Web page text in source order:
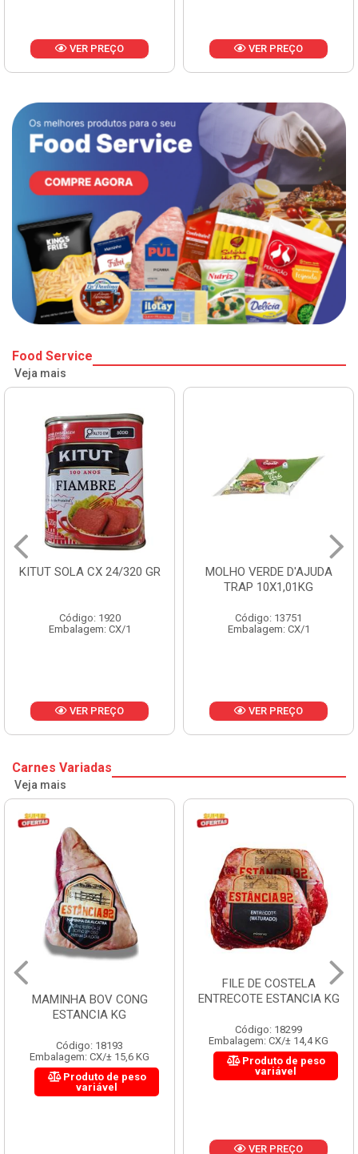
VER PREÇO VER PREÇO
Food Service
Veja mais
KITUT SOLA CX 24/320 GR
Código: 1920
Embalagem: CX/1
VER PREÇO
MOLHO VERDE D'AJUDA
TRAP 10X1,01KG
Código: 13751
Embalagem: CX/1
VER PREÇO
Carnes Variadas
Veja mais
MAMINHA BOV CONG
ESTANCIA KG
Código: 18193
Embalagem: CX/± 15,6 KG
Produto de peso
variável
FILE DE COSTELA
ENTRECOTE ESTANCIA KG
Código: 18299
Embalagem: CX/± 14,4 KG
Produto de peso
variável
VER PREÇO